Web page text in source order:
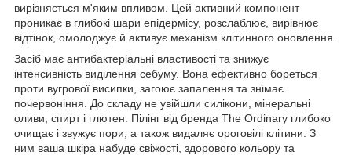
вирізняється м'яким впливом. Цей активний компонент
проникає в глибокі шари епідермісу, розслаблює, вирівнює
відтінок, омолоджує й активує механізм клітинного оновлення.
Засіб має антибактеріальні властивості та знижує
інтенсивність виділення себуму. Вона ефективно бореться
проти вугрової висипки, загоює запалення та знімає
почервоніння. До складу не увійшли силікони, мінеральні
оливи, спирт і глютен. Пілінг від бренда The Ordinary глибоко
очищає і звужує пори, а також видаляє ороговілі клітини. З
ним ваша шкіра набуде свіжості, здорового кольору та